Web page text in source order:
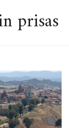
prisas